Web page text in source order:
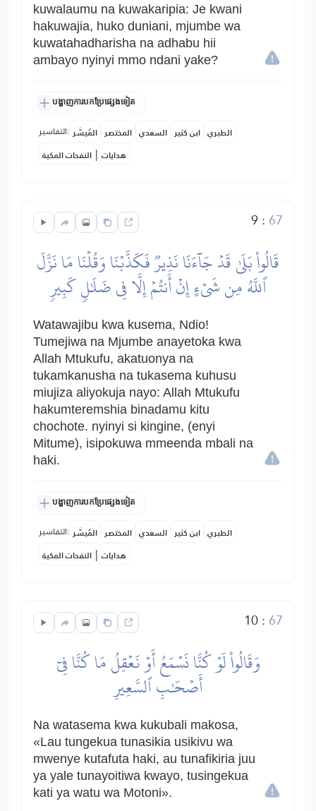
kuwalaumu na kuwakaripia: Je kwani
hakuwajia, huko duniani, mjumbe wa
kuwatahadharisha na adhabu hii
ambayo nyinyi mmo ndani yake?
បង្ហាញការបកប្រែផ្សេងទៀត
التفاسير: المُيسَّر المختصر السعدي ابن كثير الطبري
النفحات المكية | هدايات
9:67
قَالُواْ بَلَىٰ قَدۡ جَآءَنَا نَذِيرٞ فَكَذَّبۡنَا وَقُلۡنَا مَا نَزَّلَ
ٱللَّهُ مِن شَيۡءٍ إِنۡ أَنتُمۡ إِلَّا فِي ضَلَٰلٖ كَبِيرٖ
Watawajibu kwa kusema, Ndio!
Tumejiwa na Mjumbe anayetoka kwa
Allah Mtukufu, akatuonya na
tukamkanusha na tukasema kuhusu
miujiza aliyokuja nayo: Allah Mtukufu
hakumteremshia binadamu kitu
chochote. nyinyi si kingine, (enyi
Mitume), isipokuwa mmeenda mbali na
haki.
បង្ហាញការបកប្រែផ្សេងទៀត
التفاسير: المُيسَّر المختصر السعدي ابن كثير الطبري
النفحات المكية | هدايات
10:67
وَقَالُواْ لَوۡ كُنَّا نَسۡمَعُ أَوۡ نَعۡقِلُ مَا كُنَّا فِيٓ
أَصۡحَٰبِ ٱلسَّعِيرِ
Na watasema kwa kukubali makosa,
«Lau tungekua tunasikia usikivu wa
mwenye kutafuta haki, au tunafikiria juu
ya yale tunayoitiwa kwayo, tusingekua
kati ya watu wa Motoni».